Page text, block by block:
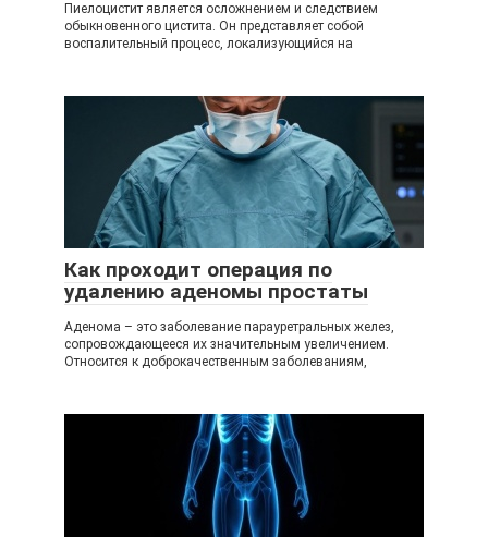
Пиелоцистит является осложнением и следствием
обыкновенного цистита. Он представляет собой
воспалительный процесс, локализующийся на
Как проходит операция по
удалению аденомы простаты
Аденома – это заболевание парауретральных желез,
сопровождающееся их значительным увеличением.
Относится к доброкачественным заболеваниям,